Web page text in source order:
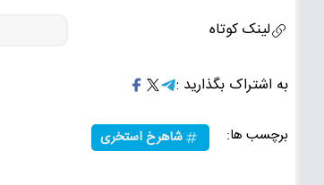
لینک کوتاه
به اشتراک بگذارید :
برچسب ها: شاهرخ استخری